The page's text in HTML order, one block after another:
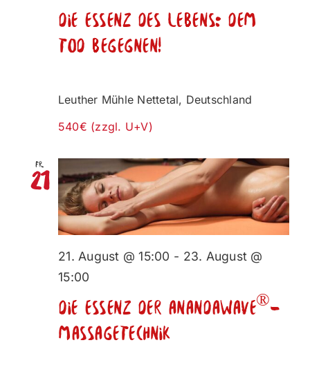
Die Essenz des Lebens: Dem
Tod begegnen!
Leuther Mühle Nettetal, Deutschland
540€ (zzgl. U+V)
Fr.
21
Die Essenz der AnandaWave®-
Massagetechnik
21. August @ 15:00 - 23. August @
15:00